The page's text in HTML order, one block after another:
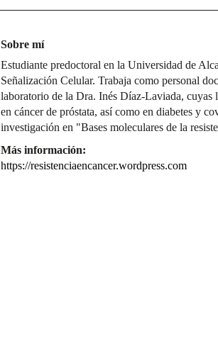
Sobre mí
Estudiante predoctoral en la Universidad de
Señalización Celular. Trabaja como personal
laboratorio de la Dra. Inés Díaz-Laviada, cuyas
en cáncer de próstata, así como en diabetes y
investigación en "Bases moleculares de la
Más información:
https://resistenciaencancer.wordpress.com